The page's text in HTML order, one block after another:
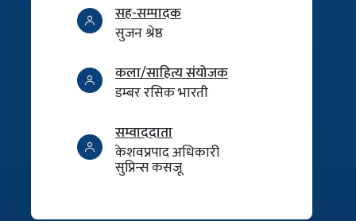
सह-सम्पादक
सुजन श्रेष्ठ
कला/साहित्य संयोजक
डम्बर रसिक भारती
सम्वाददाता
केशवप्रपाद अधिकारी
सुप्रिन्स कसजू